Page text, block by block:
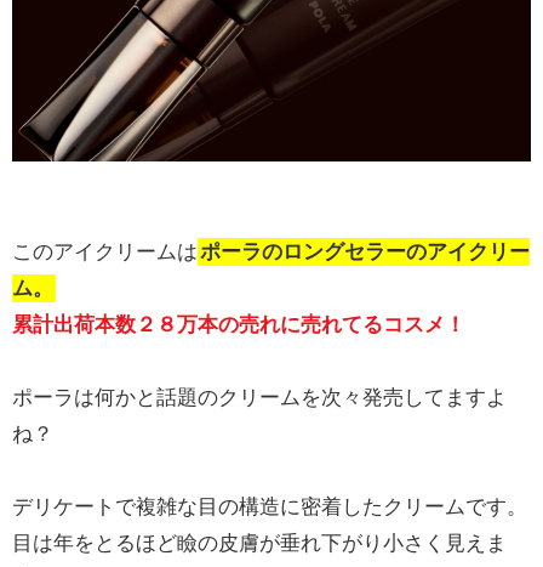
このアイクリームはポーラのロングセラーのアイクリー
ム。
累計出荷本数２８万本の売れに売れてるコスメ！
ポーラは何かと話題のクリームを次々発売してますよ
ね？
デリケートで複雑な目の構造に密着したクリームです。
目は年をとるほど瞼の皮膚が垂れ下がり小さく見えま